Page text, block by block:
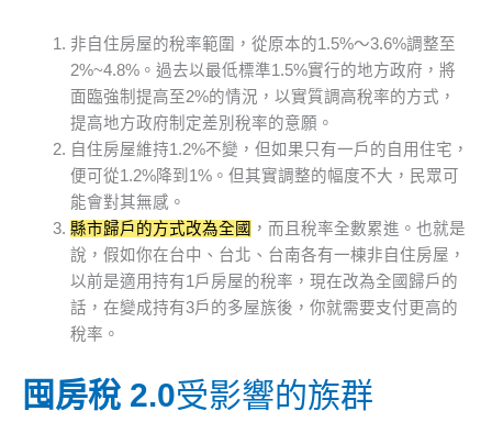
非自住房屋的稅率範圍，從原本的1.5%～3.6%調整至
2%~4.8%。過去以最低標準1.5%實行的地方政府，將
面臨強制提高至2%的情況，以實質調高稅率的方式，
提高地方政府制定差別稅率的意願。
自住房屋維持1.2%不變，但如果只有一戶的自用住宅，
便可從1.2%降到1%。但其實調整的幅度不大，民眾可
能會對其無感。
縣市歸戶的方式改為全國 ，而且稅率全數累進。也就是
說，假如你在台中、台北、台南各有一棟非自住房屋，
以前是適用持有1戶房屋的稅率，現在改為全國歸戶的
話，在變成持有3戶的多屋族後，你就需要支付更高的
稅率。
囤房稅 2.0受影響的族群